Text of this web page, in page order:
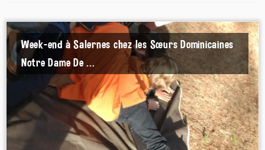
Week-end à Salernes chez les Sœurs Dominicaines
Notre Dame De ...